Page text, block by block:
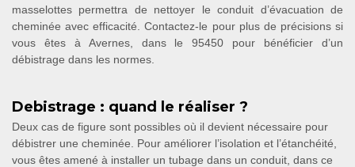
masselottes permettra de nettoyer le conduit d’évacuation de
cheminée avec efficacité. Contactez-le pour plus de précisions si
vous êtes à Avernes, dans le 95450 pour bénéficier d’un
débistrage dans les normes.
Debistrage : quand le réaliser ?
Deux cas de figure sont possibles où il devient nécessaire pour
débistrer une cheminée. Pour améliorer l’isolation et l’étanchéité,
vous êtes amené à installer un tubage dans un conduit, dans ce